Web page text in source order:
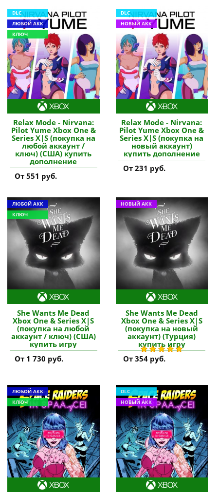
DLC
ЛЮБОЙ АКК
КЛЮЧ
Relax Mode - Nirvana:
Pilot Yume Xbox One &
Series X|S (покупка на
любой аккаунт /
ключ) (США) купить
дополнение
От 551 руб.
DLC
НОВЫЙ АКК
Relax Mode - Nirvana:
Pilot Yume Xbox One &
Series X|S (покупка на
новый аккаунт)
купить дополнение
От 231 руб.
ЛЮБОЙ АКК
КЛЮЧ
She Wants Me Dead
Xbox One & Series X|S
(покупка на любой
аккаунт / ключ) (США)
купить игру
От 1 730 руб.
НОВЫЙ АКК
She Wants Me Dead
Xbox One & Series X|S
(покупка на новый
аккаунт) (Турция)
купить игру
От 354 руб.
ЛЮБОЙ АКК
КЛЮЧ
DLC
НОВЫЙ АКК